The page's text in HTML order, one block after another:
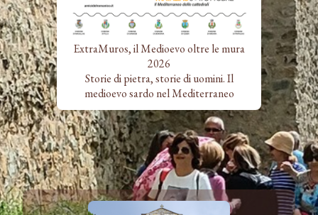
ExtraMuros, il Medioevo oltre le mura
2026
Storie di pietra, storie di uomini. Il
medioevo sardo nel Mediterraneo